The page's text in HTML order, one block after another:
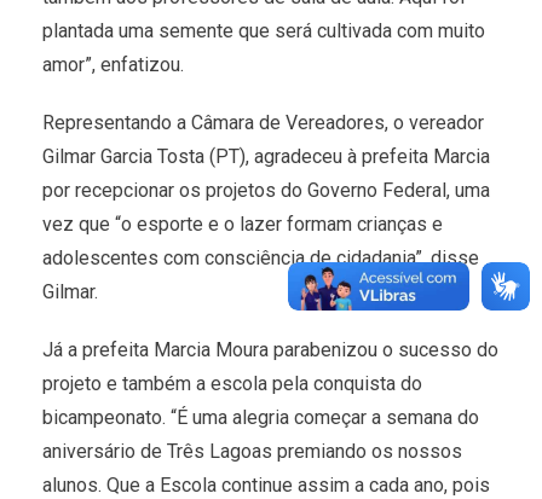
plantada uma semente que será cultivada com muito
amor”, enfatizou.
Representando a Câmara de Vereadores, o vereador
Gilmar Garcia Tosta (PT), agradeceu à prefeita Marcia
por recepcionar os projetos do Governo Federal, uma
vez que “o esporte e o lazer formam crianças e
adolescentes com consciência de cidadania”, disse
Gilmar.
Já a prefeita Marcia Moura parabenizou o sucesso do
projeto e também a escola pela conquista do
bicampeonato. “É uma alegria começar a semana do
aniversário de Três Lagoas premiando os nossos
alunos. Que a Escola continue assim a cada ano, pois